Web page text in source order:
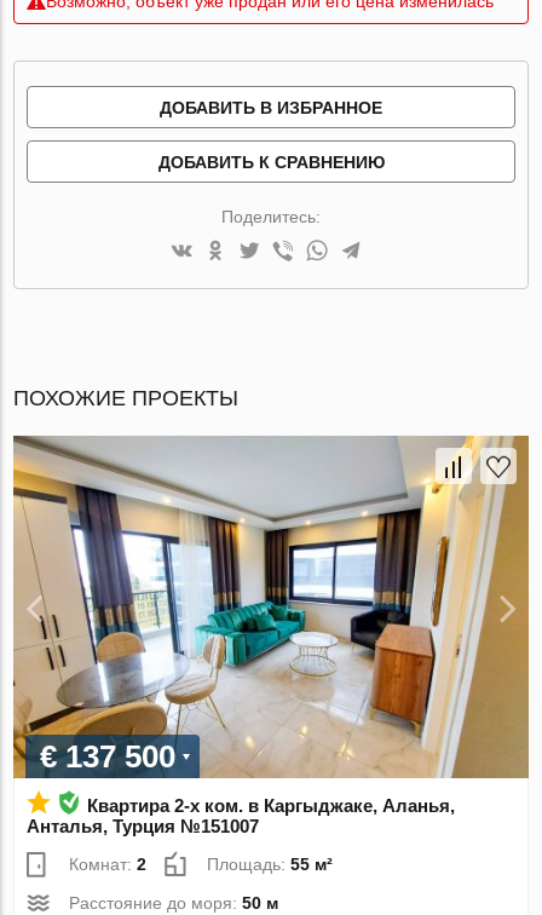
ДОБАВИТЬ В ИЗБРАННОЕ
ДОБАВИТЬ К СРАВНЕНИЮ
Поделитесь:
ПОХОЖИЕ ПРОЕКТЫ
€ 137 500
Квартира 2-х ком. в Каргыджаке, Аланья,
Анталья, Турция №151007
Комнат:2 Площадь:55 м²
Расстояние до моря:50 м